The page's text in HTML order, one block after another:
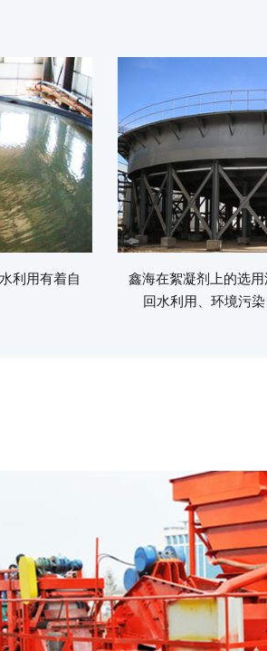
利用有着自
鑫海在絮凝剂上的选
回水利用、环境污